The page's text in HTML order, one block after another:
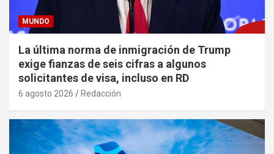
MUNDO
La última norma de inmigración de Trump
exige fianzas de seis cifras a algunos
solicitantes de visa, incluso en RD
6 agosto 2026 Redacción